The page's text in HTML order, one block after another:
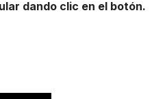
dando clic en el botón.